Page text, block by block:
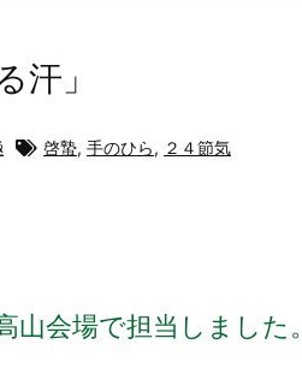
汗」
啓蟄, 手のひら, ２４節気
会場で担当しました。